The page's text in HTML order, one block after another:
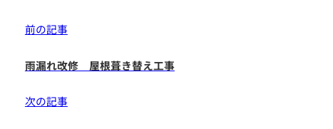
前の記事
雨漏れ改修 屋根葺き替え工事
次の記事